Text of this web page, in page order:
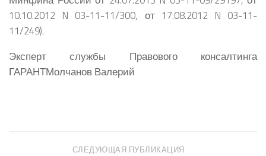
10.10.2012 N 03-11-11/300, от 17.08.2012 N 03-11-
11/249).
Эксперт службы Правового консалтинга
ГАРАНТМолчанов Валерий
СЛЕДУЮЩАЯ ПУБЛИКАЦИЯ